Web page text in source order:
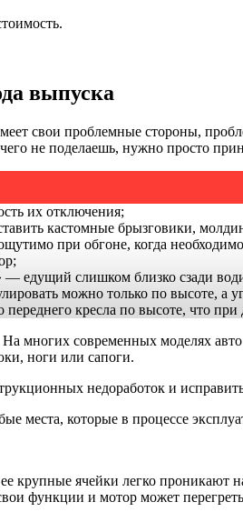
выпуска
свои проблемные стороны,
не поделаешь, нужно просто
их отключения;
кастомные брызговики,
при обгоне, когда необходимо
едущий слишком близко сзади
можно только по высоте, а
переднего кресла по высоте, что
многих современных моделях
ноги или сапоги.
недоработок и
места, которые в процессе
крупные ячейки легко проникают
функции и мотор может